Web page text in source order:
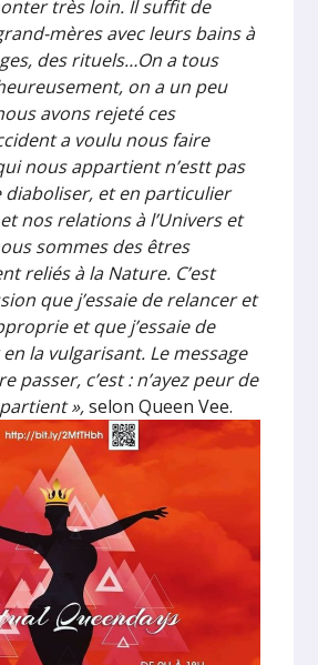
très loin. Il suffit de
mères avec leurs bains à
des rituels…On a tous
on a un peu
avons rejeté ces
a voulu nous faire
nous appartient n’estt pas
diaboliser, et en particulier
nos relations à l’Univers et
sommes des êtres
reliés à la Nature. C’est
que j’essaie de relancer et
et que j’essaie de
la vulgarisant. Le message
passer, c’est : n’ayez peur de
»,selon Queen Vee.